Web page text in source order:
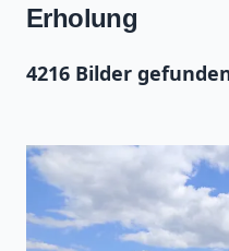
Erholung
4216 Bilder
Zoomen
+
−